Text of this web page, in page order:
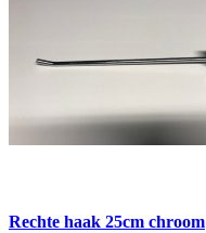
Rechte haak 25cm chroom